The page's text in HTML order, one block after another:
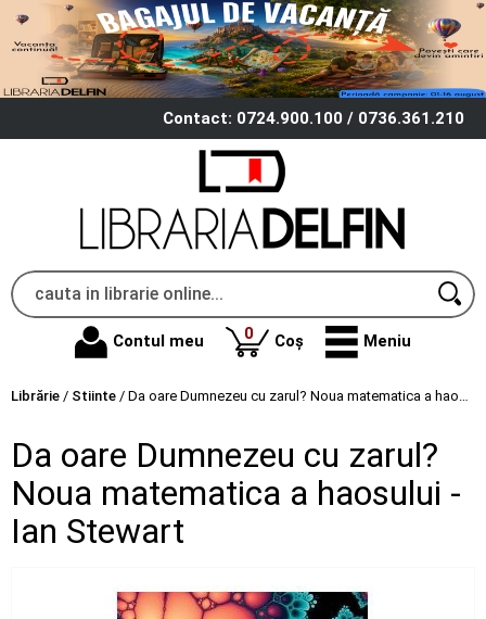
Contact: 0724.900.100 / 0736.361.210
Contul meu 0produse
Coș Meniu
Librărie / Stiinte / Da oare Dumnezeu cu zarul? Noua matematica a haosului - Ian Stewart
Da oare Dumnezeu cu zarul?
Noua matematica a haosului -
Ian Stewart